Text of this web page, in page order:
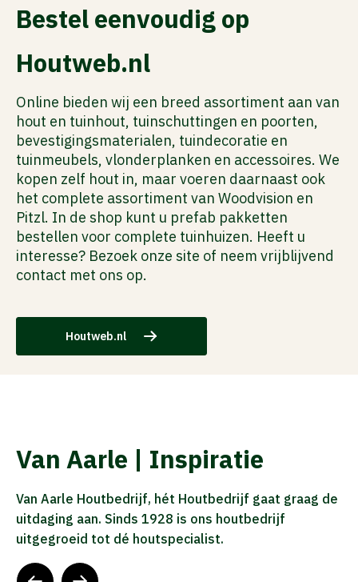
Bestel eenvoudig op
Houtweb.nl
Online bieden wij een breed assortiment aan van
hout en tuinhout, tuinschuttingen en poorten,
bevestigingsmaterialen, tuindecoratie en
tuinmeubels, vlonderplanken en accessoires. We
kopen zelf hout in, maar voeren daarnaast ook
het complete assortiment van Woodvision en
Pitzl. In de shop kunt u prefab pakketten
bestellen voor complete tuinhuizen. Heeft u
interesse? Bezoek onze site of neem vrijblijvend
contact met ons op.
Houtweb.nl
Van Aarle | Inspiratie
Van Aarle Houtbedrijf, hét Houtbedrijf gaat graag de
uitdaging aan. Sinds 1928 is ons houtbedrijf
uitgegroeid tot dé houtspecialist.